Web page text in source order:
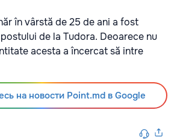
în vârstă de 25 de ani a fost
de la Tudora. Deoarece nu
acesta a încercat să intre
на новости Point.md в Google